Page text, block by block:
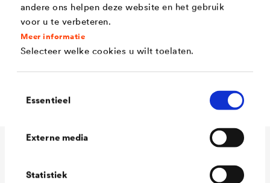
andere ons helpen deze website en het gebruik
voor u te verbeteren.
Meer informatie
Selecteer welke cookies u wilt toelaten.
Essentieel
Externe media
Statistiek
Zeer goed dekvermogen
Blokvast
Milieuvriendelijk en bijna geurloos